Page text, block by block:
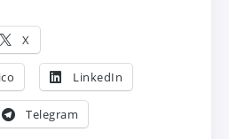
X
LinkedIn
Telegram